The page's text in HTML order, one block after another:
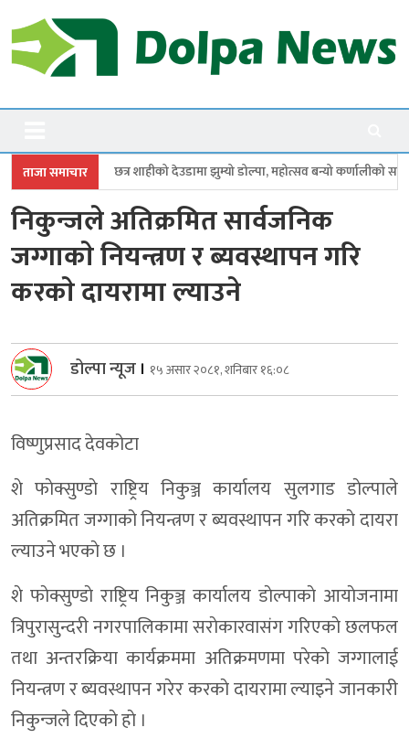
to
content
Dolpanews
ताजा समाचार
देउडामा झुम्यो डोल्पा, महोत्सव बन्यो कर्णालीको सांगीतिक उत्सव
निकुन्जले अतिक्रमित सार्वजनिक
जग्गाकाे नियन्त्रण र ब्यवस्थापन गरि
करकाे दायरामा ल्याउने
डोल्पा न्यूज । १५ असार २०८१, शनिबार १६:०८
विष्णुप्रसाद देवकोटा
शे फाेक्सुण्डाे राष्ट्रिय निकुञ्ज कार्यालय सुलगाड डाेल्पाले
अतिक्रमित जग्गाको नियन्त्रण र ब्यवस्थापन गरि करकाे दायरा
ल्याउने भएकाे छ ।
शे फाेक्सुण्डाे राष्ट्रिय निकुञ्ज कार्यालय डाेल्पाकाे आयाेजनामा
त्रिपुरासुन्दरी नगरपालिकामा सराेकारवासंग गरिएकाे छलफल
तथा अन्तरक्रिया कार्यक्रममा अतिक्रमणमा परेकाे जग्गालाई
नियन्त्रण र ब्यवस्थापन गरेर करकाे दायरामा ल्याइने जानकारी
निकुन्जले दिएकाे हाे ।